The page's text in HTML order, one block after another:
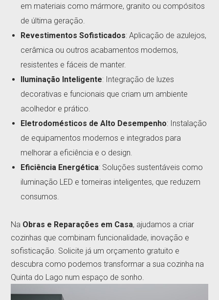
em materiais como mármore, granito ou compósitos
de última geração.
Revestimentos Sofisticados: Aplicação de azulejos,
cerâmica ou outros acabamentos modernos,
resistentes e fáceis de manter.
Iluminação Inteligente: Integração de luzes
decorativas e funcionais que criam um ambiente
acolhedor e prático.
Eletrodomésticos de Alto Desempenho: Instalação
de equipamentos modernos e integrados para
melhorar a eficiência e o design.
Eficiência Energética: Soluções sustentáveis como
iluminação LED e torneiras inteligentes, que reduzem
consumos.
Na Obras e Reparações em Casa, ajudamos a criar
cozinhas que combinam funcionalidade, inovação e
sofisticação. Solicite já um orçamento gratuito e
descubra como podemos transformar a sua cozinha na
Quinta do Lago num espaço de sonho.